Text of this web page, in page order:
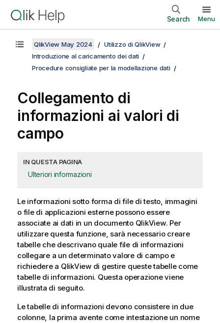
Search Menu
QlikView May 2024
Utilizzo di QlikView
Introduzione al caricamento dei dati
Procedure consigliate per la modellazione dati
Collegamento di
informazioni ai valori di
campo
IN QUESTA PAGINA
Ulteriori informazioni
Le informazioni sotto forma di file di testo, immagini
o file di applicazioni esterne possono essere
associate ai dati in un documento QlikView. Per
utilizzare questa funzione, sarà necessario creare
tabelle che descrivano quale file di informazioni
collegare a un determinato valore di campo e
richiedere a QlikViewdi gestire queste tabelle come
tabelle di informazioni. Questa operazione viene
illustrata di seguito.
Le tabelle di informazioni devono consistere in due
colonne, la prima avente come intestazione un nome